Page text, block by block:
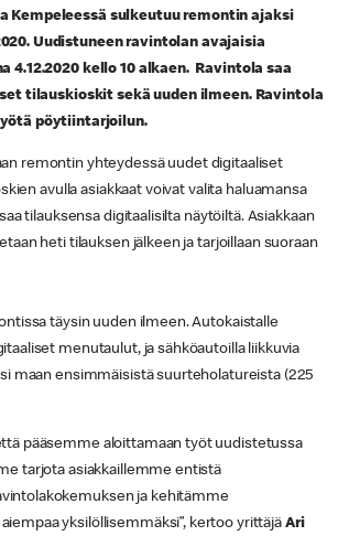
Kempeleessä sulkeutuu remontin ajaksi
Uudistuneen ravintolan avajaisia
4.12.2020 kello 10 alkaen. Ravintola saa
tilauskioskit sekä uuden ilmeen. Ravintola
pöytiintarjoilun.
remontin yhteydessä uudet digitaaliset
avulla asiakkaat voivat valita haluamansa
tilauksensa digitaalisilta näytöiltä. Asiakkaan
heti tilauksen jälkeen ja tarjoillaan suoraan
täysin uuden ilmeen. Autokaistalle
menutaulut, ja sähköautoilla liikkuvia
maan ensimmäisistä suurteholatureista (225
pääsemme aloittamaan työt uudistetussa
tarjota asiakkaillemme entistä
ja kehitämme
yksilöllisemmäksi”, kertoo yrittäjä Ari